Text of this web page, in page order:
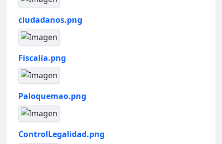
ciudadanos.png
Fiscalia.png
Paloquemao.png
ControlLegalidad.png